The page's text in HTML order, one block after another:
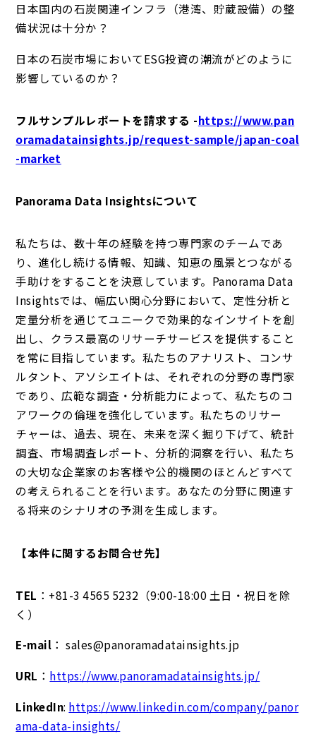
日本国内の石炭関連インフラ（港湾、貯蔵設備）の整
備状況は十分か？
日本の石炭市場においてESG投資の潮流がどのように
影響しているのか？
フルサンプルレポートを請求する -https://www.pan
oramadatainsights.jp/request-sample/japan-coal
-market
Panorama Data Insightsについて
私たちは、数十年の経験を持つ専門家のチームであ
り、進化し続ける情報、知識、知恵の風景とつながる
手助けをすることを決意しています。Panorama Data
Insightsでは、幅広い関心分野において、定性分析と
定量分析を通じてユニークで効果的なインサイトを創
出し、クラス最高のリサーチサービスを提供すること
を常に目指しています。私たちのアナリスト、コンサ
ルタント、アソシエイトは、それぞれの分野の専門家
であり、広範な調査・分析能力によって、私たちのコ
アワークの倫理を強化しています。私たちのリサー
チャーは、過去、現在、未来を深く掘り下げて、統計
調査、市場調査レポート、分析的洞察を行い、私たち
の大切な企業家のお客様や公的機関のほとんどすべて
の考えられることを行います。あなたの分野に関連す
る将来のシナリオの予測を生成します。
【本件に関するお問合せ先】
TEL ：+81-3 4565 5232（9:00-18:00 土日・祝日を除
く）
E-mail ： sales@panoramadatainsights.jp
URL ： https://www.panoramadatainsights.jp/
LinkedIn: https://www.linkedin.com/company/panor
ama-data-insights/